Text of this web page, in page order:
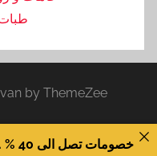
by ThemeZee.
خصومات تصل الى 40 % ... قد توجد اخطاء .. اتصل بالمبيعات